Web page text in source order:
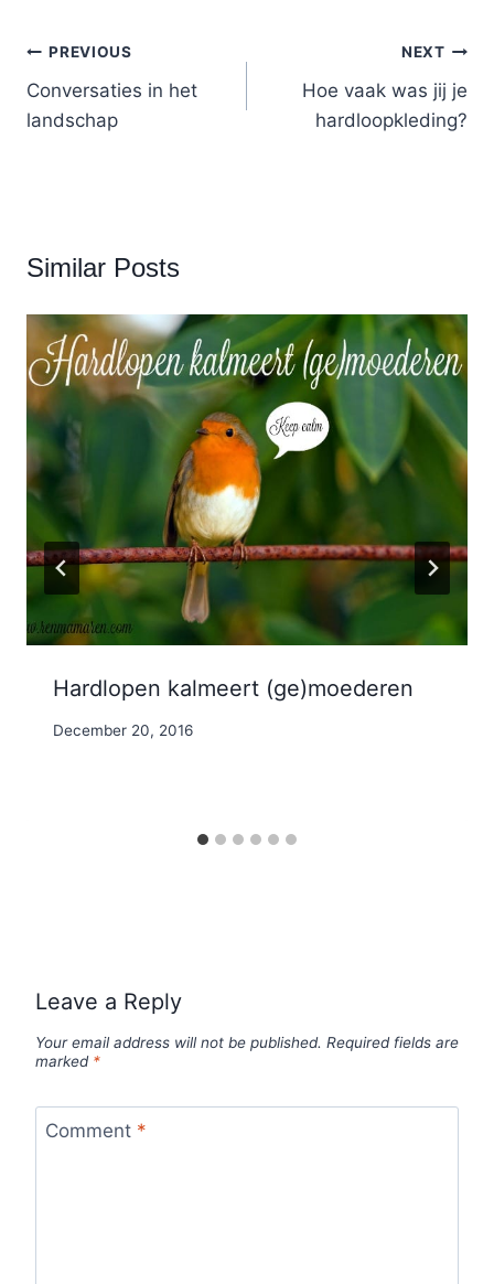
Post
navigation
PREVIOUS
Conversaties in het
landschap
NEXT
Hoe vaak was jij je
hardloopkleding?
Similar Posts
Hardlopen kalmeert (ge)moederen
By
December 20, 2016
Leave a Reply
Your email address will not be published. Required fields are
marked *
Comment *